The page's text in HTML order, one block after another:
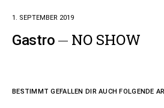
1. SEPTEMBER 2019
Gastro NO SHOW
BESTIMMT GEFALLEN DIR AUCH FOLGENDE